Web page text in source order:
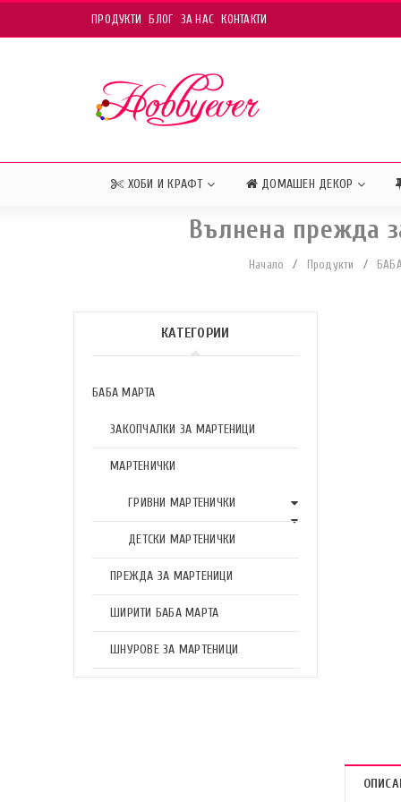
ПРОДУКТИ БЛОГ ЗА НАС КОНТАКТИ
ХОБИ И КРАФТ ДОМАШЕН ДЕКОР
Вълнена прежда
Начало / Продукти /
КАТЕГОРИИ
БАБА МАРТА
ЗАКОПЧАЛКИ ЗА МАРТЕНИЦИ
МАРТЕНИЧКИ
ГРИВНИ МАРТЕНИЧКИ
ДЕТСКИ МАРТЕНИЧКИ
ПРЕЖДА ЗА МАРТЕНИЦИ
ШИРИТИ БАБА МАРТА
ШНУРОВЕ ЗА МАРТЕНИЦИ